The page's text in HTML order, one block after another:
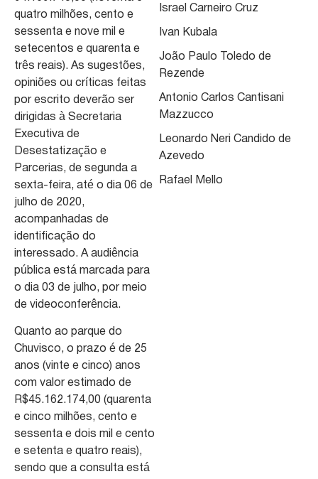
quatro milhões, cento e
sessenta e nove mil e
setecentos e quarenta e
três reais). As sugestões,
opiniões ou críticas feitas
por escrito deverão ser
dirigidas à Secretaria
Executiva de
Desestatização e
Parcerias, de segunda a
sexta-feira, até o dia 06 de
julho de 2020,
acompanhadas de
identificação do
interessado. A audiência
pública está marcada para
o dia 03 de julho, por meio
de videoconferência.
Quanto ao parque do
Chuvisco, o prazo é de 25
anos (vinte e cinco) anos
com valor estimado de
R$45.162.174,00 (quarenta
e cinco milhões, cento e
sessenta e dois mil e cento
e setenta e quatro reais),
sendo que a consulta está
Israel Carneiro Cruz
Ivan Kubala
João Paulo Toledo de
Rezende
Antonio Carlos Cantisani
Mazzucco
Leonardo Neri Candido de
Azevedo
Rafael Mello